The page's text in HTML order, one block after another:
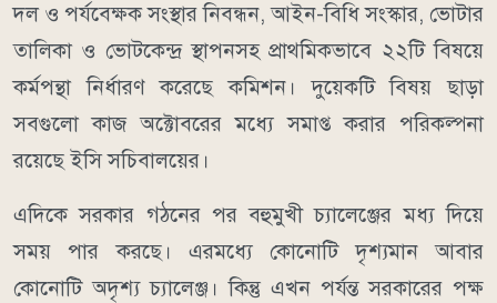
দল ও পর্যবেক্ষক সংস্থার নিবন্ধন, আইন-বিধি সংস্কার, ভোটার
তালিকা ও ভোটকেন্দ্র স্থাপনসহ প্রাথমিকভাবে ২২টি বিষয়ে
কর্মপন্থা নির্ধারণ করেছে কমিশন। দুয়েকটি বিষয় ছাড়া
সবগুলো কাজ অক্টোবরের মধ্যে সমাপ্ত করার পরিকল্পনা
রয়েছে ইসি সচিবালয়ের।
এদিকে সরকার গঠনের পর বহুমুখী চ্যালেঞ্জের মধ্য দিয়ে
সময় পার করছে। এরমধ্যে কোনোটি দৃশ্যমান আবার
কোনোটি অদৃশ্য চ্যালেঞ্জ। কিন্তু এখন পর্যন্ত সরকারের পক্ষ